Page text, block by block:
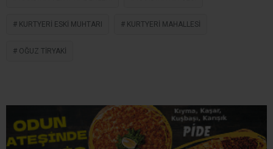
yakınlarına sabır ve başsağlığı diliyoruz.
HALIL TIRYAKI KANDIRA KANDIRA HABERLERI